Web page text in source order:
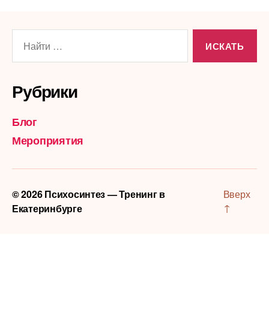
Рубрики
Блог
Мероприятия
© 2026Психосинтез — Тренинг в
Екатеринбурге
Вверх
↑